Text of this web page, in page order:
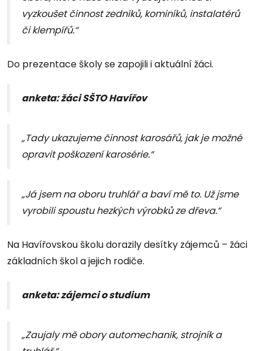
vyzkoušet činnost zedníků, kominíků, instalatérů
či klempířů.“
Do prezentace školy se zapojili i aktuální žáci.
anketa: žáci SŠTO Havířov
„Tady ukazujeme činnost karosářů, jak je možné
opravit poškození karosérie.“
„Já jsem na oboru truhlář a baví mě to. Už jsme
vyrobili spoustu hezkých výrobků ze dřeva.“
Na Havířovskou školu dorazily desítky zájemců – žáci
základních škol a jejich rodiče.
anketa: zájemci o studium
„Zaujaly mě obory automechanik, strojník a